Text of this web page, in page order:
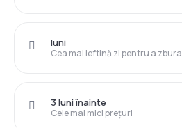
Cea mai ieftină zi pentru a zbura
luni
Cele mai mici prețuri
3 luni înainte